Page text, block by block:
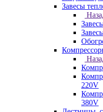
Завесы
220V
380V